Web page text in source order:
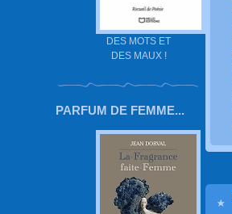
DES MOTS ET
DES MAUX !
PARFUM DE FEMME...